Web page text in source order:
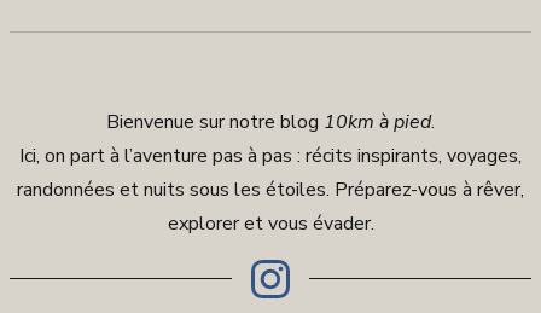
Bienvenue sur notre blog 10km à pied.
Ici, on part à l’aventure pas à pas : récits inspirants, voyages,
randonnées et nuits sous les étoiles. Préparez-vous à rêver,
explorer et vous évader.